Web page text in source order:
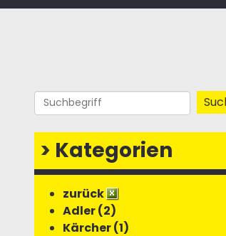
> Kategorien
zurück
Adler (2)
Kärcher (1)